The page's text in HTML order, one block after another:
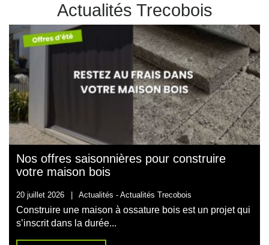
Actualités Trecobois
Nos offres saisonnières pour construire
votre maison bois
20 juillet 2026 Actualités - Actualités Trecobois
Construire une maison à ossature bois est un projet qui
s’inscrit dans la durée...